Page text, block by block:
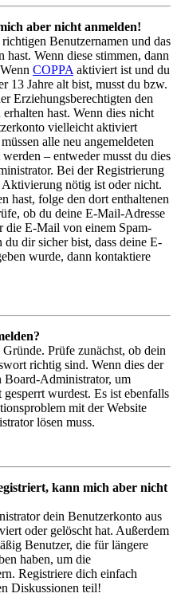
aber nicht anmelden!
Benutzernamen und das
hast. Wenn diese stimmen, dann
COPPA aktiviert ist und du
13 Jahre alt bist, musst du bzw.
Erziehungsberechtigten den
hast. Wenn dies nicht
vielleicht aktiviert
alle neu angemeldeten
– entweder musst du dies
Bei der Registrierung
nötig ist oder nicht.
hast, folge den dort enthaltenen
ob du deine E-Mail-Adresse
die E-Mail von einem Spam-
dir sicher bist, dass deine E-
wurde, dann kontaktiere
Prüfe zunächst, ob dein
richtig sind. Wenn dies der
Board-Administrator, um
wurdest. Es ist ebenfalls
mit der Website
lösen muss.
kann mich aber nicht
dein Benutzerkonto aus
oder gelöscht hat. Außerdem
Benutzer, die für längere
haben, um die
Registriere dich einfach
Diskussionen teil!